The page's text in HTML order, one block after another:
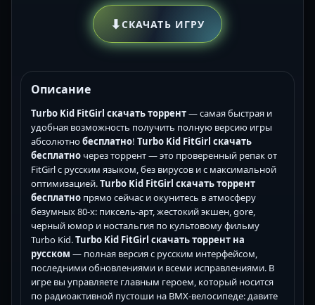
⬇СКАЧАТЬ ИГРУ
Описание
Turbo Kid FitGirl скачать торрент— самая быстрая и
удобная возможность получить полную версию игры
абсолютнобесплатно! Turbo Kid FitGirl скачать
бесплатно через торрент — это проверенный репак от
FitGirl с русским языком, без вирусов и с максимальной
оптимизацией.Turbo Kid FitGirl скачать торрент
бесплатно прямо сейчас и окунитесь в атмосферу
безумных 80-х: пиксель-арт, жестокий экшен, gore,
черный юмор и ностальгия по культовому фильму
Turbo Kid.Turbo Kid FitGirl скачать торрент на
русском — полная версия с русским интерфейсом,
последними обновлениями и всеми исправлениями. В
игре вы управляете главным героем, который носится
по радиоактивной пустоши на BMX-велосипеде: давите